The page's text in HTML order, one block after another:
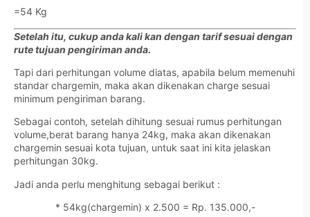
=54 Kg
Setelah itu, cukup anda kali kan dengan tarif sesuai dengan
rute tujuan pengiriman anda.
Tapi dari perhitungan volume diatas, apabila belum memenuhi
standar chargemin, maka akan dikenakan charge sesuai
minimum pengiriman barang.
Sebagai contoh, setelah dihitung sesuai rumus perhitungan
volume,berat barang hanya 24kg, maka akan dikenakan
chargemin sesuai kota tujuan, untuk saat ini kita jelaskan
perhitungan 30kg.
Jadi anda perlu menghitung sebagai berikut :
* 54kg(chargemin) x 2.500 = Rp. 135.000,-